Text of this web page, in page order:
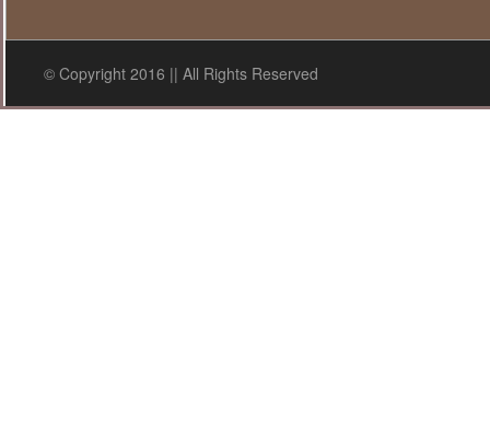
© Copyright 2016 || All Rights Reserved